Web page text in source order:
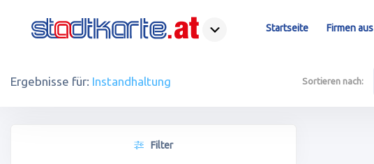
Startseite Firmen aus
Ergebnisse für: Instandhaltung Sortieren nach:
Filter